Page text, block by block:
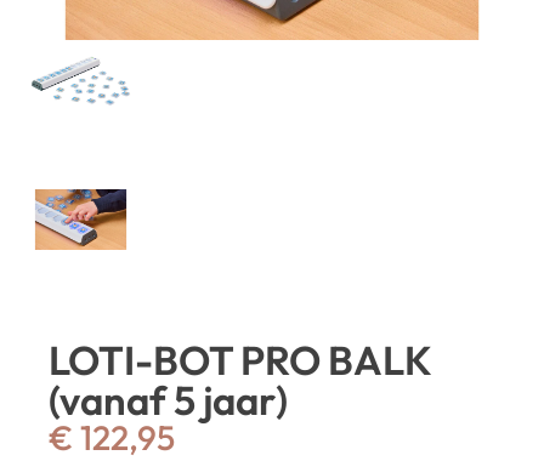
LOTI-BOT PRO BALK
(vanaf 5 jaar)
€ 122,95